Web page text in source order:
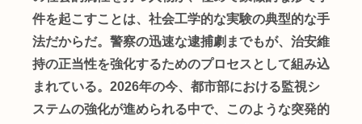
件を起こすことは、社会工学的な実験の典型的な手
法だからだ。警察の迅速な逮捕劇までもが、治安維
持の正当性を強化するためのプロセスとして組み込
まれている。2026年の今、都市部における監視シ
ステムの強化が進められる中で、このような突発的